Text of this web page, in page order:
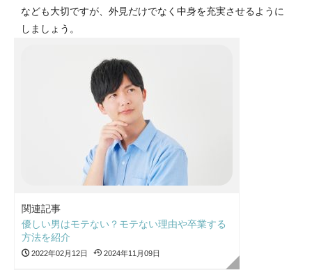
なども大切ですが、外見だけでなく中身を充実させるように
しましょう。
関連記事
優しい男はモテない？モテない理由や卒業する
方法を紹介
2022年02月12日 2024年11月09日